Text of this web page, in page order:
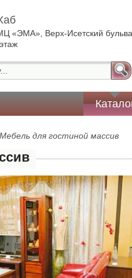
«ЭМА», Верх-Исетский
Мебель для гостиной массив